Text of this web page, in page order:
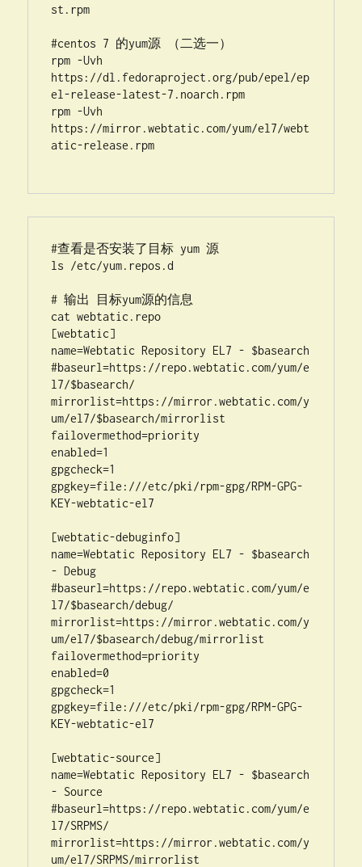
st.rpm
#centos 7 的yum源 （二选一）
rpm -Uvh
https://dl.fedoraproject.org/pub/epel/ep
el-release-latest-7.noarch.rpm
rpm -Uvh
https://mirror.webtatic.com/yum/el7/webt
atic-release.rpm
#查看是否安装了目标 yum 源
ls /etc/yum.repos.d
# 输出 目标yum源的信息
cat webtatic.repo
[webtatic]
name=Webtatic Repository EL7 - $basearch
#baseurl=https://repo.webtatic.com/yum/e
l7/$basearch/
mirrorlist=https://mirror.webtatic.com/y
um/el7/$basearch/mirrorlist
failovermethod=priority
enabled=1
gpgcheck=1
gpgkey=file:///etc/pki/rpm-gpg/RPM-GPG-
KEY-webtatic-el7
[webtatic-debuginfo]
name=Webtatic Repository EL7 - $basearch
- Debug
#baseurl=https://repo.webtatic.com/yum/e
l7/$basearch/debug/
mirrorlist=https://mirror.webtatic.com/y
um/el7/$basearch/debug/mirrorlist
failovermethod=priority
enabled=0
gpgcheck=1
gpgkey=file:///etc/pki/rpm-gpg/RPM-GPG-
KEY-webtatic-el7
[webtatic-source]
name=Webtatic Repository EL7 - $basearch
- Source
#baseurl=https://repo.webtatic.com/yum/e
l7/SRPMS/
mirrorlist=https://mirror.webtatic.com/y
um/el7/SRPMS/mirrorlist